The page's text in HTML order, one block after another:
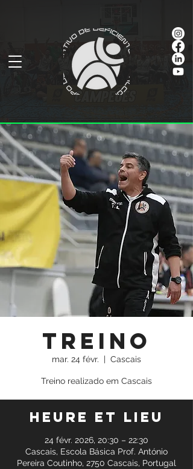
Treino
mar. 24 févr.
  |
Cascais
Treino realizado em Cascais
Heure et lieu
24 févr. 2026, 20:30 – 22:30
Cascais, Escola Básica Prof. António
Pereira Coutinho, 2750 Cascais, Portugal